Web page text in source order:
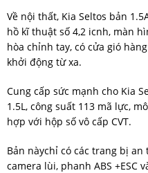
Về nội thất, Kia Seltos bản
hồ kĩ thuật số 4,2 icnh, màn
hòa chỉnh tay, có cửa gió
khởi động từ xa.
Cung cấp sức mạnh cho Kia
1.5L, công suất 113 mã lực,
hợp với hộp số vô cấp CVT.
Bản nàychỉ có các trang bị
camera lùi, phanh ABS +ESC